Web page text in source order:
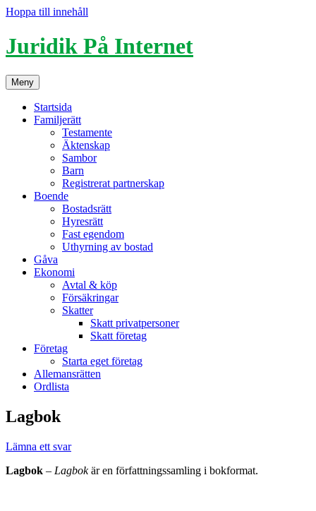
Hoppa till innehåll
Juridik På Internet
Meny
Startsida
Familjerätt
Testamente
Äktenskap
Sambor
Barn
Registrerat partnerskap
Boende
Bostadsrätt
Hyresrätt
Fast egendom
Uthyrning av bostad
Gåva
Ekonomi
Avtal & köp
Försäkringar
Skatter
Skatt privatpersoner
Skatt företag
Företag
Starta eget företag
Allemansrätten
Ordlista
Lagbok
Lämna ett svar
Lagbok – Lagbokär en författningssamling i bokformat.